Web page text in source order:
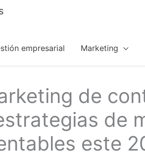
empresarial Marketing
de
de
este